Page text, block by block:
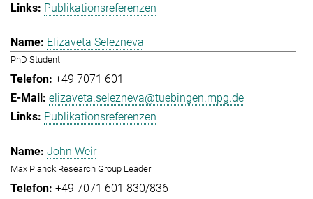
Publikationsreferenzen
Elizaveta Selezneva
PhD Student
+49 7071 601
elizaveta.selezneva@tuebingen.mpg.de
Publikationsreferenzen
John Weir
Max Planck Research Group Leader
+49 7071 601 830/836